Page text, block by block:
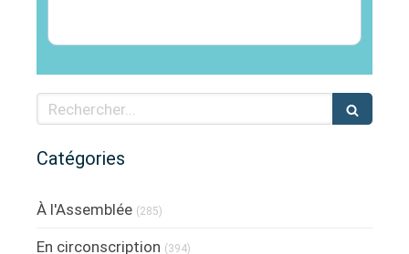
Rechercher
Catégories
À l'Assemblée (285)
En circonscription (394)